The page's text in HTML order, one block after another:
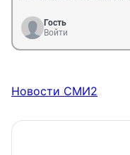
Гость
Войти
Новости СМИ2